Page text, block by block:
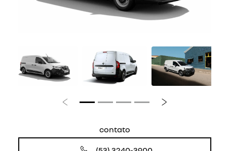
Anterior Próximo
contato